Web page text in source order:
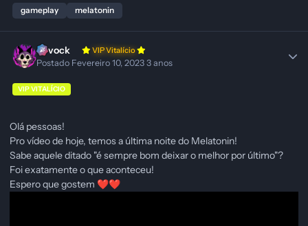
gameplay melatonin
Ravock VIP Vitalício
Postado Fevereiro 10, 20233 anos
VIP VITALÍCIO
Olá pessoas!
Pro vídeo de hoje, temos a última noite do Melatonin!
Sabe aquele ditado "é sempre bom deixar o melhor por último"?
Foi exatamente o que aconteceu!
Espero que gostem ❤️❤️